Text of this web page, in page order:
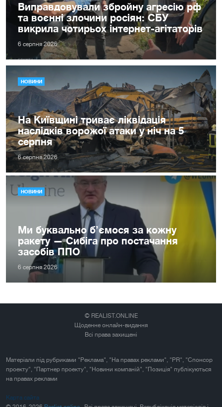
Виправдовували збройну агресію рф
та воєнні злочини росіян: СБУ
викрила чотирьох інтернет-агітаторів
6 серпня 2026
НОВИНИ
На Київщині триває ліквідація
наслідків ворожої атаки у ніч на 5
серпня
6 серпня 2026
НОВИНИ
Ми буквально б’ємося за кожну
ракету — Сибіга про постачання
засобів ППО
6 серпня 2026
© REALIST.ONLINE
Щоденне онлайн-видання
Всі права захищені
Матеріали під рубриками "Реклама", "На правах реклами", "PR", "Спонсор
проекту", "Партнер проекту", "Новини компаній", "Позиція" публікуються
на правах реклами
Карта сайта